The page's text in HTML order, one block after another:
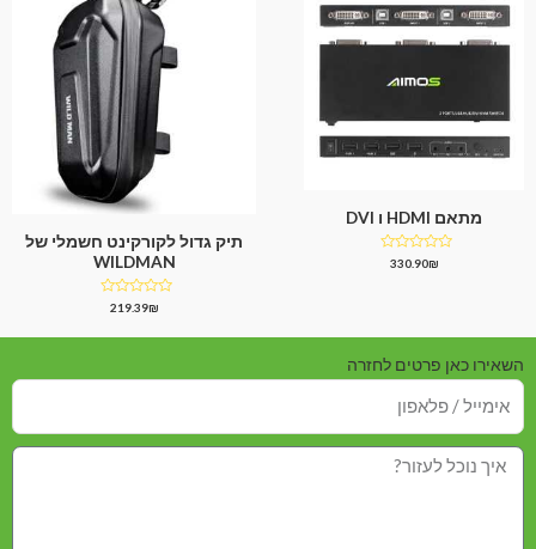
מתאם HDMI ו DVI
דורג330.90₪
תיק גדול לקורקינט חשמלי של
WILDMAN
דורג219.39₪
השאירו כאן פרטים לחזרה